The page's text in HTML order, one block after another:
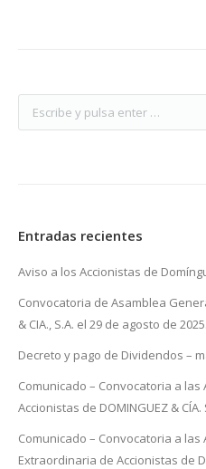
Entradas recientes
Aviso a los Accionistas de
Convocatoria de Asamblea
& CIA., S.A. el 29 de agosto de 2025.
Decreto y pago de Dividendos –
Comunicado – Convocatoria a
Accionistas de DOMINGUEZ & CÍA.
Comunicado – Convocatoria a
Extraordinaria de Accionistas de